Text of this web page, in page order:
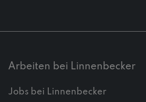
Arbeiten bei Linnenbecker
Jobs bei Linnenbecker